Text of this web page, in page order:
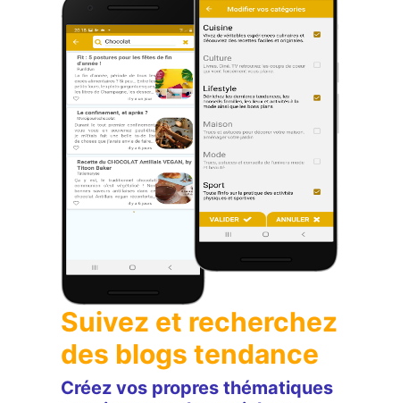
Suivez et recherchez
des blogs tendance
Créez vos propres thématiques